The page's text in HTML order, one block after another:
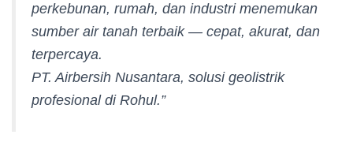
perkebunan, rumah, dan industri menemukan
sumber air tanah terbaik — cepat, akurat, dan
terpercaya.
PT. Airbersih Nusantara, solusi geolistrik
profesional di Rohul.”